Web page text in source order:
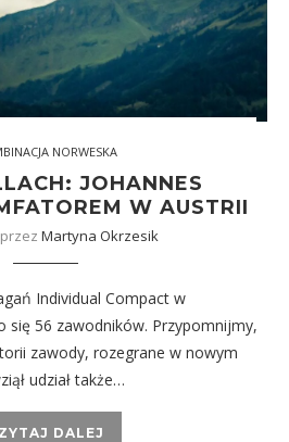
NORWESKA
JOHANNES
W AUSTRII
Martyna Okrzesik
Individual Compact w
się 56 zawodników. Przypomnijmy,
zawody, rozegrane w nowym
udział także…
DALEJ